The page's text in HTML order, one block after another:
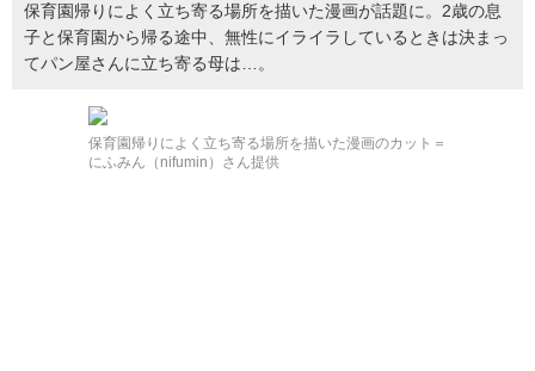
保育園帰りによく立ち寄る場所を描いた漫画が話題に。2歳の息
子と保育園から帰る途中、無性にイライラしているときは決まっ
てパン屋さんに立ち寄る母は…。
保育園帰りによく立ち寄る場所を描いた漫画のカット＝
にふみん（nifumin）さん提供